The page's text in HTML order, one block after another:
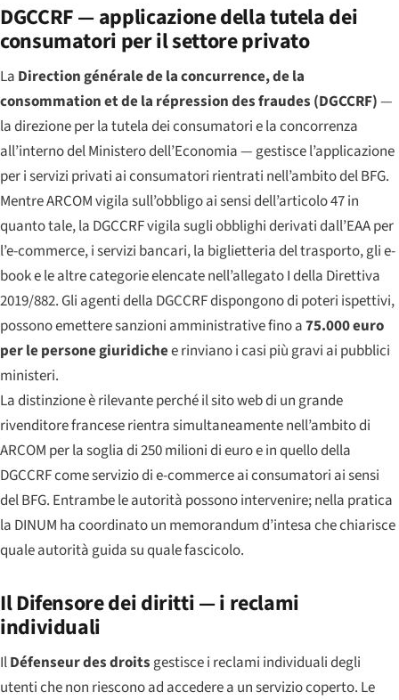
DGCCRF — applicazione della tutela dei
consumatori per il settore privato
La Direction générale de la concurrence, de la
consommation et de la répression des fraudes (DGCCRF)—
la direzione per la tutela dei consumatori e la concorrenza
all’interno del Ministero dell’Economia — gestisce l’applicazione
per i servizi privati ai consumatori rientrati nell’ambito del BFG.
Mentre ARCOM vigila sull’obbligo ai sensi dell’articolo 47 in
quanto tale, la DGCCRF vigila sugli obblighi derivati dall’EAA per
l’e-commerce, i servizi bancari, la biglietteria del trasporto, gli e-
book e le altre categorie elencate nell’allegato I della Direttiva
2019/882. Gli agenti della DGCCRF dispongono di poteri ispettivi,
possono emettere sanzioni amministrative fino a75.000 euro
per le persone giuridichee rinviano i casi più gravi ai pubblici
ministeri.
La distinzione è rilevante perché il sito web di un grande
rivenditore francese rientra simultaneamente nell’ambito di
ARCOM per la soglia di 250 milioni di euro e in quello della
DGCCRF come servizio di e-commerce ai consumatori ai sensi
del BFG. Entrambe le autorità possono intervenire; nella pratica
la DINUM ha coordinato un memorandum d’intesa che chiarisce
quale autorità guida su quale fascicolo.
Il Difensore dei diritti — i reclami
individuali
IlDéfenseur des droits gestisce i reclami individuali degli
utenti che non riescono ad accedere a un servizio coperto. Le